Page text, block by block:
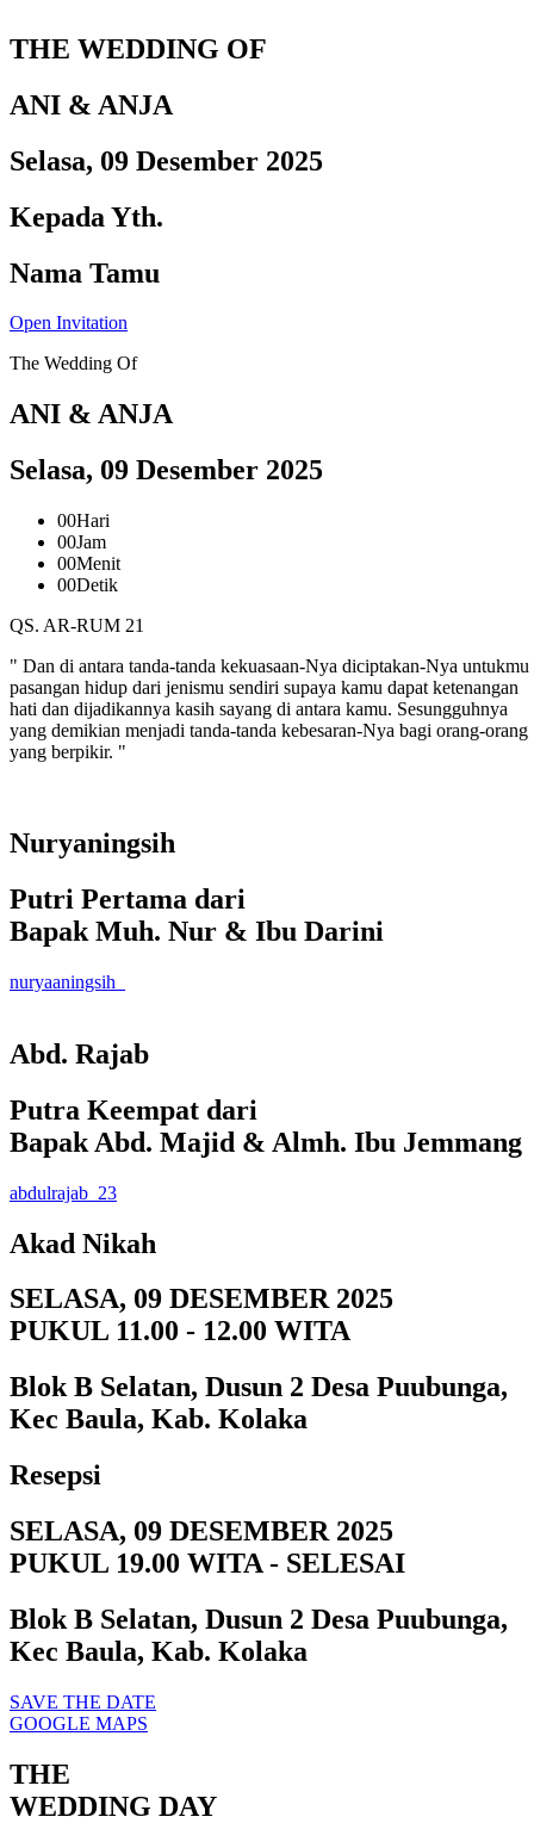
THE WEDDING OF
ANI & ANJA
Selasa, 09 Desember 2025
Kepada Yth.
Nama Tamu
Open Invitation
The Wedding Of
ANI & ANJA
Selasa, 09 Desember 2025
00Hari
00Jam
00Menit
00Detik
QS. AR-RUM 21
" Dan di antara tanda-tanda kekuasaan-Nya diciptakan-Nya untukmu
pasangan hidup dari jenismu sendiri supaya kamu dapat ketenangan
hati dan dijadikannya kasih sayang di antara kamu. Sesungguhnya
yang demikian menjadi tanda-tanda kebesaran-Nya bagi orang-orang
yang berpikir. "
Nuryaningsih
Putri Pertama dari
Bapak Muh. Nur & Ibu Darini
nuryaaningsih_
Abd. Rajab
Putra Keempat dari
Bapak Abd. Majid & Almh. Ibu Jemmang
abdulrajab_23
Akad Nikah
SELASA, 09 DESEMBER 2025
PUKUL 11.00 - 12.00 WITA
Blok B Selatan, Dusun 2 Desa Puubunga,
Kec Baula, Kab. Kolaka
Resepsi
SELASA, 09 DESEMBER 2025
PUKUL 19.00 WITA - SELESAI
Blok B Selatan, Dusun 2 Desa Puubunga,
Kec Baula, Kab. Kolaka
SAVE THE DATE
GOOGLE MAPS
THE
WEDDING DAY